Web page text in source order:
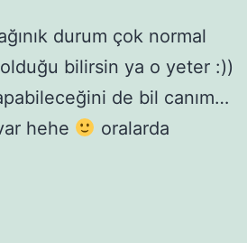
durum çok normal
bilirsin ya o yeter :))
de bil canım…
hehe
oralarda